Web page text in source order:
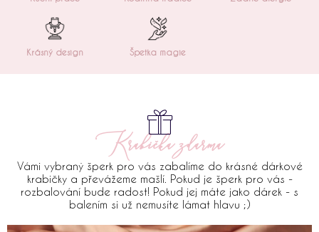
Krásný design Špetka magie
Krabička zdarma
Vámi vybraný šperk pro vás zabalíme do krásné dárkové
krabičky a převážeme mašlí. Pokud je šperk pro vás -
rozbalování bude radost! Pokud jej máte jako dárek - s
balením si už nemusíte lámat hlavu ;)